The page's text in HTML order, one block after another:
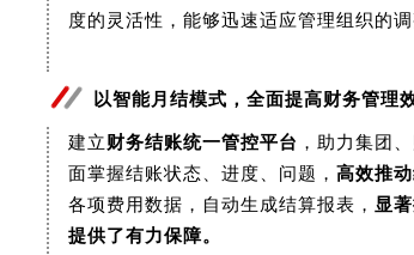
度的灵活性，能够迅速适应管理组织的
以智能月结模式，全面提高财务管理
建立财务结账统一管控平台 ，助力集团
面掌握结账状态、进度、问题， 高效推
各项费用数据，自动生成结算报表， 显
提供了有力保障。